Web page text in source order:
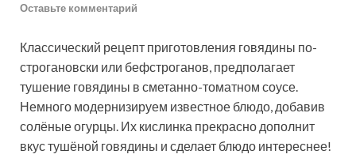
Оставьте комментарий
Классический рецепт приготовления говядины по-
строгановски или бефстроганов, предполагает
тушение говядины в сметанно-томатном соусе.
Немного модернизируем известное блюдо, добавив
солёные огурцы. Их кислинка прекрасно дополнит
вкус тушёной говядины и сделает блюдо интереснее!